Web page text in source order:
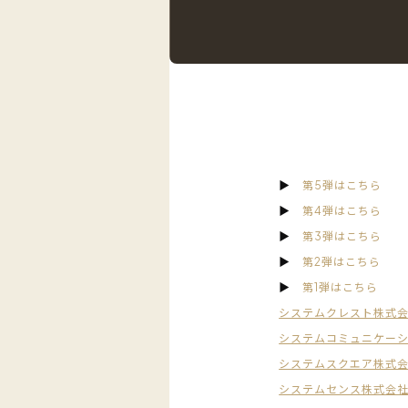
▶︎第5弾はこちら
▶︎第4弾はこちら
▶︎第3弾はこちら
▶︎第2弾はこちら
▶︎第1弾はこちら
システムクレスト株式
システムコミュニケー
システムスクエア株式
システムセンス株式会社